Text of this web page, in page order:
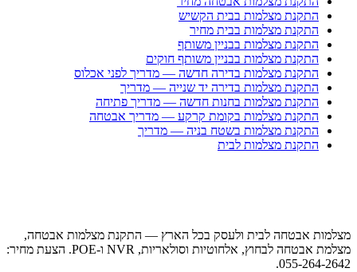
התקנת מצלמות בבית הקשיש
התקנת מצלמות בבית מחיר
התקנת מצלמות בבניין משותף
התקנת מצלמות בבניין משותף חוקים
התקנת מצלמות בדירה חדשה — מדריך לפני אכלוס
התקנת מצלמות בדירה יד שנייה — מדריך
התקנת מצלמות בחנות חדשה — מדריך פתיחה
התקנת מצלמות בקומת קרקע — מדריך אבטחה
התקנת מצלמות בשטח בניה — מדריך
התקנת מצלמות לבית
מצלמות אבטחה לבית ולעסק בכל הארץ — התקנת מצלמות אבטחה,
מצלמת אבטחה לבחוץ, אלחוטיות וסולאריות, NVR ו-POE. הצעת מחיר:
055-264-2642.